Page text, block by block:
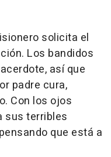
solicita el
Los bandidos
así que
padre cura,
Con los ojos
sus terribles
que está a